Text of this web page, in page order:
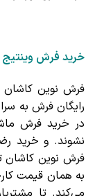
خرید فرش
فرش نوین کاشان
رایگان فرش به
در خرید فرش
نشوند. و خرید
فرش نوین کاشان
به همان قیمت